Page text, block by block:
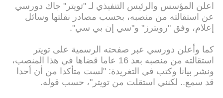
اعلن المؤسس والرئيس التنفيذي لـ "تويتر" جاك دورسي
عن استقالته من منصبه، بحسب مصادر نقلتها وسائل
إعلام، وفق "رويترز" و"سي إن بي سي".
كما وأعلن دورسي عبر صفحته الرسمية على تويتر
استقالته من منصبه بعد 16 عاما قضاها في هذا المنصب،
ونشر بيانا وكتب في التغريدة: "لست متأكدا من أن أحدا
قد سمع.. لكنني استقلت من تويتر"، حسب قوله.